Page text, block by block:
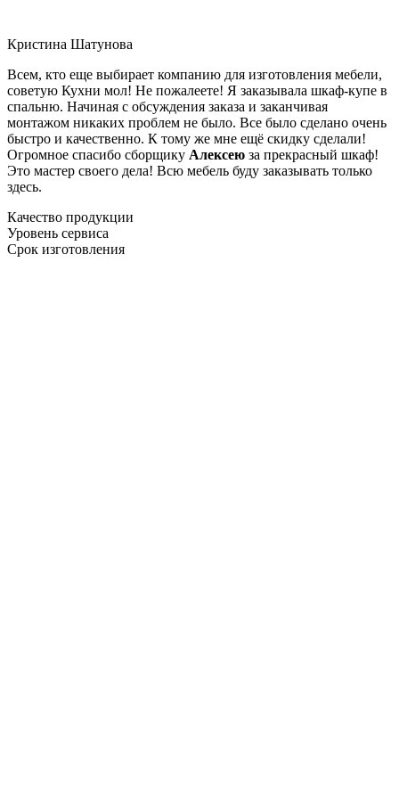
Кристина Шатунова
Всем, кто еще выбирает компанию для изготовления мебели,
советую Кухни мол! Не пожалеете! Я заказывала шкаф-купе в
спальню. Начиная с обсуждения заказа и заканчивая
монтажом никаких проблем не было. Все было сделано очень
быстро и качественно. К тому же мне ещё скидку сделали!
Огромное спасибо сборщику Алексею за прекрасный шкаф!
Это мастер своего дела! Всю мебель буду заказывать только
здесь.
Качество продукции
Уровень сервиса
Срок изготовления